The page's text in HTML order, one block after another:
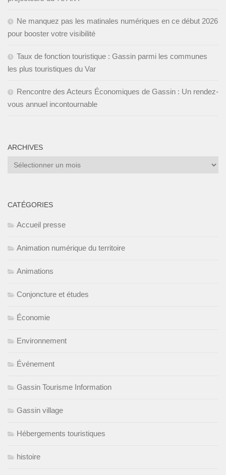
Ne manquez pas les matinales numériques en ce début 2026
pour booster votre visibilité
Taux de fonction touristique : Gassin parmi les communes
les plus touristiques du Var
Rencontre des Acteurs Économiques de Gassin : Un rendez-
vous annuel incontournable
ARCHIVES
Archives
CATÉGORIES
Accueil presse
Animation numérique du territoire
Animations
Conjoncture et études
Économie
Environnement
Événement
Gassin Tourisme Information
Gassin village
Hébergements touristiques
histoire